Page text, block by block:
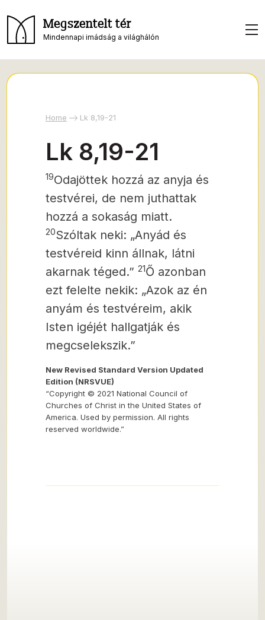
Megszentelt tér
Mindennapi imádság a világhálón
Home Lk 8,19-21
Lk 8,19-21
19Odajöttek hozzá az anyja és
testvérei, de nem juthattak
hozzá a sokaság miatt.
20Szóltak neki: „Anyád és
testvéreid kinn állnak, látni
akarnak téged.” 21Ő azonban
ezt felelte nekik: „Azok az én
anyám és testvéreim, akik
Isten igéjét hallgatják és
megcselekszik.”
New Revised Standard Version Updated
Edition (NRSVUE)
“Copyright © 2021 National Council of
Churches of Christ in the United States of
America. Used by permission. All rights
reserved worldwide.”